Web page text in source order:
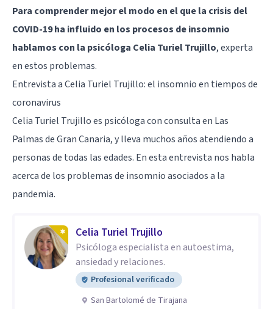
Para comprender mejor el modo en el que la crisis del
COVID-19 ha influido en los procesos de insomnio
hablamos con la psicóloga Celia Turiel Trujillo, experta
en estos problemas.
Entrevista a Celia Turiel Trujillo: el insomnio en tiempos de
coronavirus
Celia Turiel Trujillo es psicóloga con consulta en Las
Palmas de Gran Canaria, y lleva muchos años atendiendo a
personas de todas las edades. En esta entrevista nos habla
acerca de los problemas de insomnio asociados a la
pandemia.
Celia Turiel Trujillo
Psicóloga especialista en autoestima,
ansiedad y relaciones.
Profesional verificado
San Bartolomé de Tirajana